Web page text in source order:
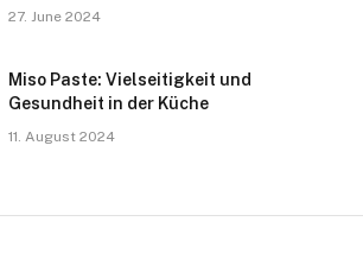
27. June 2024
Miso Paste: Vielseitigkeit und
Gesundheit in der Küche
11. August 2024